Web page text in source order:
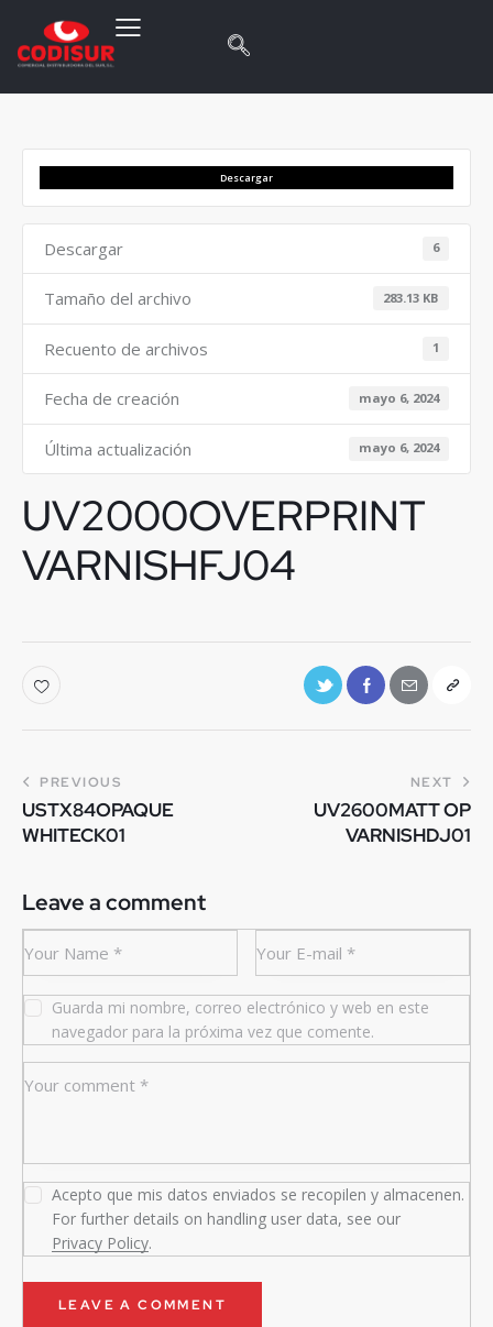
Descargar
Descargar 6
Tamaño del archivo 283.13 KB
Recuento de archivos 1
Fecha de creación mayo 6, 2024
Última actualización mayo 6, 2024
UV2000OVERPRINT
VARNISHFJ04
PREVIOUS
USTX84OPAQUE
WHITECK01
NEXT
UV2600MATT OP
VARNISHDJ01
Leave a comment
Guarda mi nombre, correo electrónico y web en este
navegador para la próxima vez que comente.
Acepto que mis datos enviados se recopilen y almacenen.
For further details on handling user data, see our
Privacy Policy.